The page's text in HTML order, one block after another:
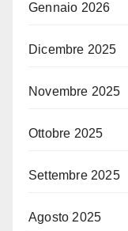
Gennaio 2026
Dicembre 2025
Novembre 2025
Ottobre 2025
Settembre 2025
Agosto 2025